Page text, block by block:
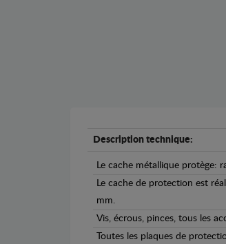
Description technique:
Le cache métallique protège:
Le cache de protection est
mm.
Vis, écrous, pinces, tous les
Toutes les plaques de